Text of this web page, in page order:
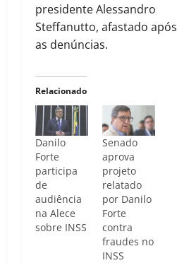
presidente Alessandro
Steffanutto, afastado após
as denúncias.
Relacionado
Danilo
Forte
participa
de
audiência
na Alece
sobre INSS
Senado
aprova
projeto
relatado
por Danilo
Forte
contra
fraudes no
INSS